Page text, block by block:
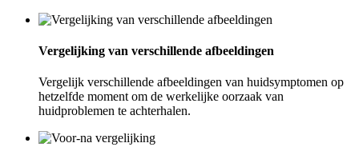
Vergelijking van verschillende afbeeldingen
Vergelijk verschillende afbeeldingen van huidsymptomen op
hetzelfde moment om de werkelijke oorzaak van
huidproblemen te achterhalen.